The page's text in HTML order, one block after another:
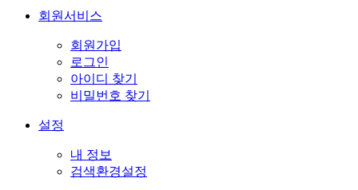
회원서비스
회원가입
로그인
아이디 찾기
비밀번호 찾기
설정
내 정보
검색환경설정